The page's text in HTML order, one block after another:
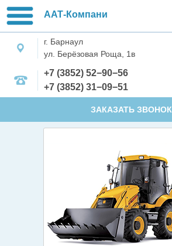
ААТ-Компани
г. Барнаул
ул. Берёзовая Роща, 1в
+7 (3852) 52−90−56
+7 (3852) 31−09−51
ЗАКАЗАТЬ ЗВОНОК